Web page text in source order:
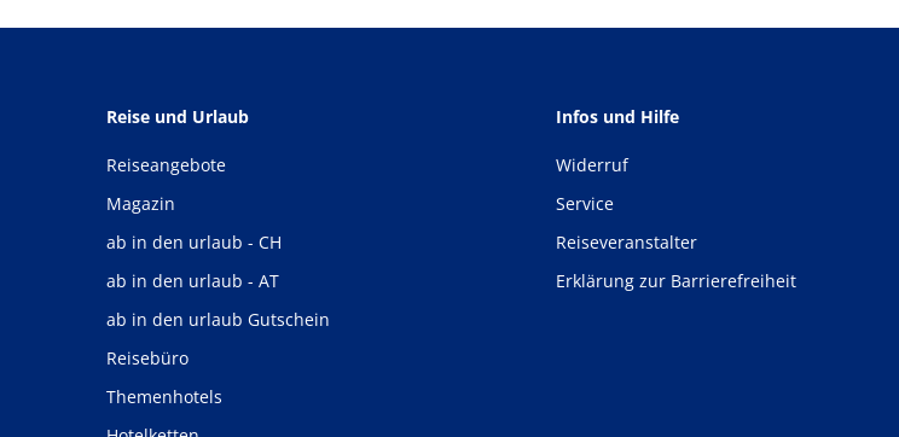
Reise und Urlaub
Reiseangebote
Magazin
ab in den urlaub - CH
ab in den urlaub - AT
ab in den urlaub Gutschein
Reisebüro
Themenhotels
Infos und Hilfe
Widerruf
Service
Reiseveranstalter
Erklärung zur Barrierefreiheit